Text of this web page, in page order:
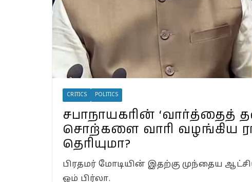
CRITICS POLITICS
சபாநாயகரின் ‘வார்த்தைத்
சொற்களை வாரி
தெரியுமா?
பிரதமர் மோடியின் இதற்கு முந்தைய
ஓம் பிர்லா.